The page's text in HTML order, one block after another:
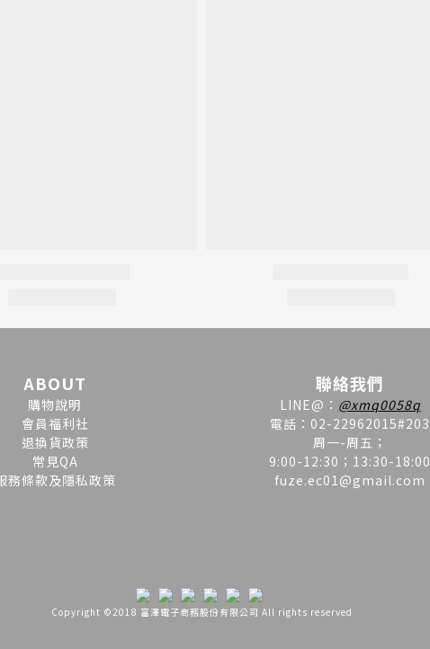
ABOUT
購物說明
會員福利社
退換貨政策
常見QA
務條款及隱私政策
聯絡我們
LINE@ ： @xmq0058q
電話：02-22962015#203
周一-周五；
9:00-12:30；13:30-18:00
fuze.ec01@gmail.com
Copyright ©2018 富澤電子商務股份有限公司 All rights reserved